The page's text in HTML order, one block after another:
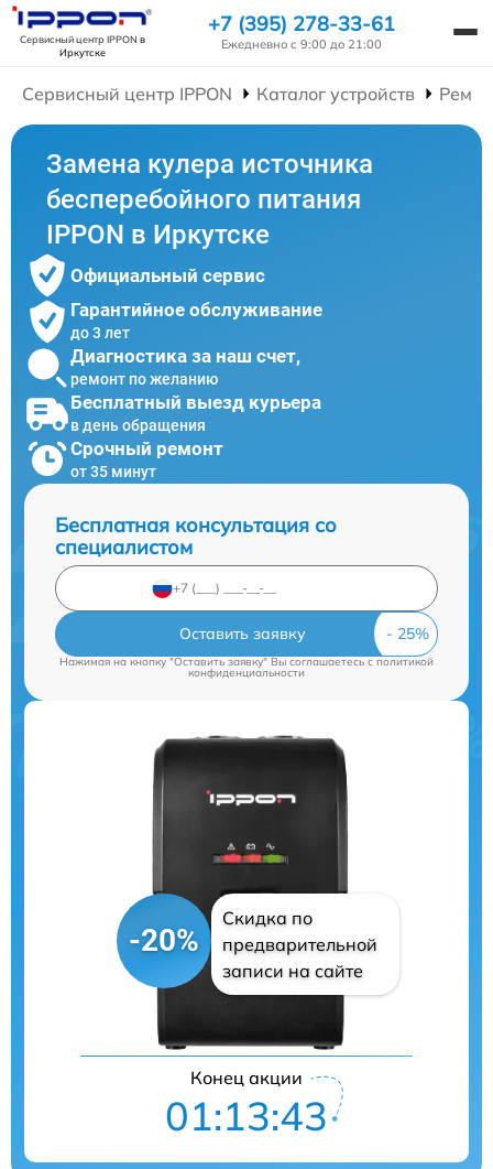
Сервисный центр IPPON в
Иркутске
+7 (395) 278-33-61
Ежедневно с 9:00 до 21:00
Сервисный центр IPPON Каталог устройств
Замена кулера источника
бесперебойного питания
IPPON в Иркутске
Официальный сервис
Гарантийное обслуживание
до 3 лет
Диагностика за наш счет,
ремонт по желанию
Бесплатный выезд курьера
в день обращения
Срочный ремонт
от 35 минут
Бесплатная консультация со
специалистом
Оставить заявку
Нажимая на кнопку "Оставить заявку" Вы соглашаетесь cполитикой
конфиденциальности
-20%
Скидка по
предварительной
записи на сайте
Конец акции
01:13:42